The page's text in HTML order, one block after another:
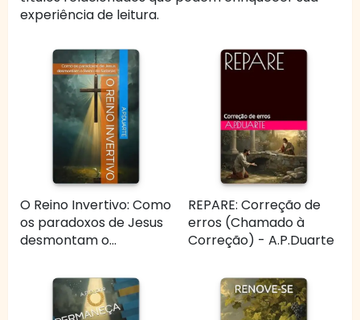
experiência de leitura.
O Reino Invertivo: Como
os paradoxos de Jesus
desmontam o...
REPARE: Correção de
erros (Chamado à
Correção) - A.P.Duarte